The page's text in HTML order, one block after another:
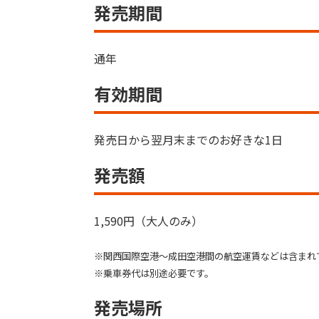
発売期間
通年
有効期間
発売日から翌月末までのお好きな1日
発売額
1,590円（大人のみ）
※関西国際空港～成田空港間の航空運賃などは含まれ
※乗車券代は別途必要です。
発売場所